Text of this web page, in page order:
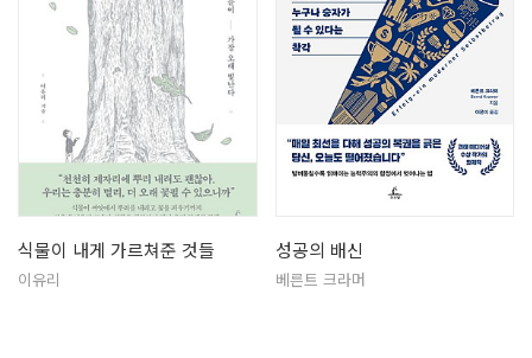
식물이 내게 가르쳐준 것들
이유리
성공의 배신
베른트 크라머